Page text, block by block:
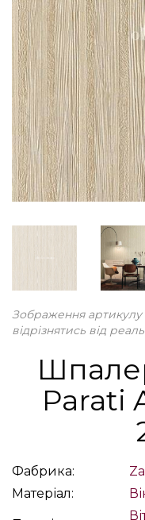
Зображення
відрізнятись від
Parati
Фабрика:
Матеріал: